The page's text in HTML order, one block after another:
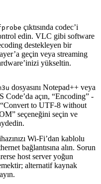
çıktısında codec’i
edin. VLC gibi software
destekleyen bir
geçin veya streaming
yükseltin.
dosyasını Notepad++ veya
Code’da açın, “Encoding” -
to UTF-8 without
seçeneğini seçin ve
Wi-Fi’dan kablolu
bağlantısına alın. Sorun
host server yoğun
alternatif kaynak